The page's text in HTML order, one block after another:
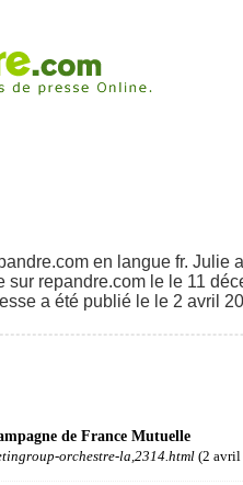
en langue fr. Julie
repandre.com le le 11
a été publié le le 2 avril
de France Mutuelle
orchestre-la,2314.html (2 avril